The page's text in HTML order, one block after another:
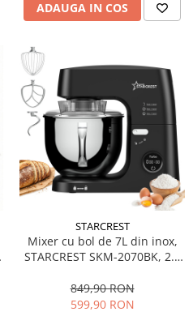
ADAUGA IN COS
STARCREST
Mixer cu bol de 7L din inox,
STARCREST SKM-2070BK, 2.1
accesorii din inox, 8 viteze +
Turbo, Negru
849,90 RON
599,90 RON